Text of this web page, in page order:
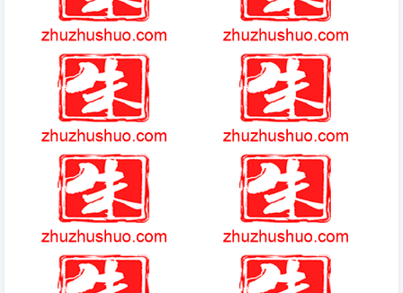
爱养成3游戏攻略大全 左右选择对错的游戏
dctimer最新版本 从卡塞尔开始的邂逅漫画
德阿拉斯凯塔几号球衣